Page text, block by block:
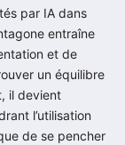
par IA dans
entraîne
et de
un équilibre
il devient
l’utilisation
de se pencher